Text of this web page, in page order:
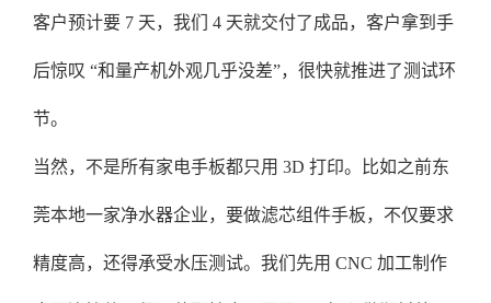
客户预计要 7 天，我们 4 天就交付了成品，客户拿到手
后惊叹 “和量产机外观几乎没差”，很快就推进了测试环
节。
当然，不是所有家电手板都只用 3D 打印。比如之前东
莞本地一家净水器企业，要做滤芯组件手板，不仅要求
精度高，还得承受水压测试。我们先用 CNC 加工制作